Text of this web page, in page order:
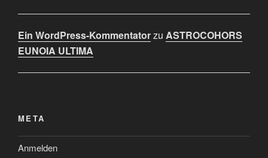
Ein WordPress-Kommentatorzu ASTROCOHORS
EUNOIA ULTIMA
META
Anmelden